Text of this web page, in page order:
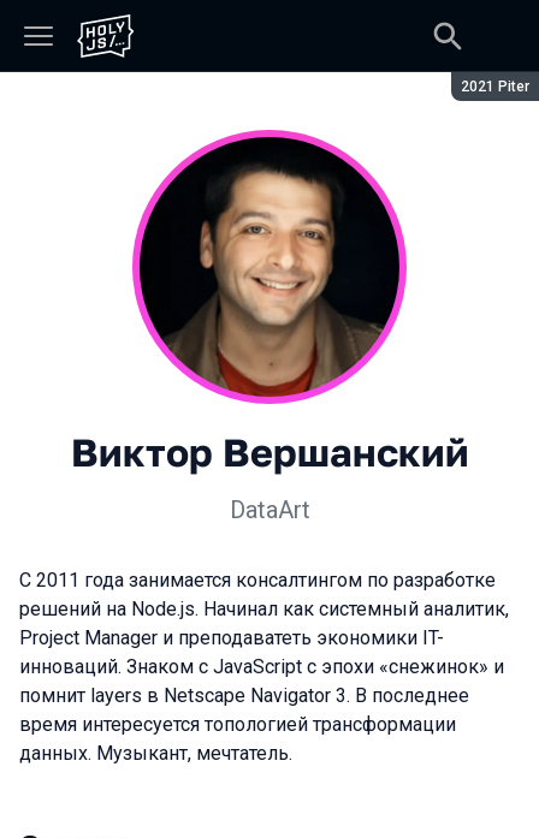
Сезон:
2021 Piter
Виктор Вершанский
DataArt
С 2011 года занимается консалтингом по разработке
решений на Node.js. Начинал как системный аналитик,
Project Manager и преподаватеть экономики IT-
инноваций. Знаком с JavaScript с эпохи «снежинок» и
помнит layers в Netscape Navigator 3. В последнее
время интересуется топологией трансформации
данных. Музыкант, мечтатель.